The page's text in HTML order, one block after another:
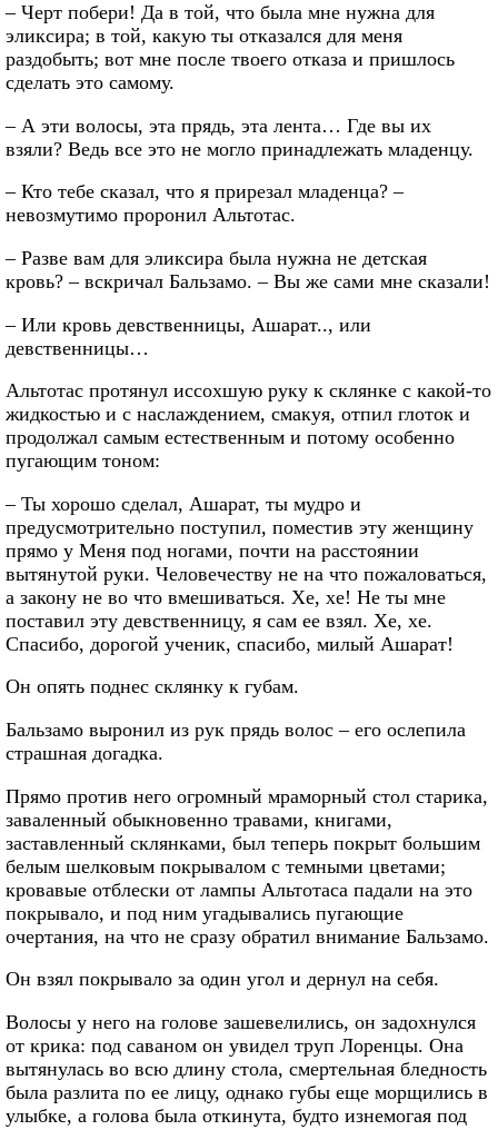
– Черт побери! Да в той, что была мне нужна для
эликсира; в той, какую ты отказался для меня
раздобыть; вот мне после твоего отказа и пришлось
сделать это самому.
– А эти волосы, эта прядь, эта лента… Где вы их
взяли? Ведь все это не могло принадлежать младенцу.
– Кто тебе сказал, что я прирезал младенца? –
невозмутимо проронил Альтотас.
– Разве вам для эликсира была нужна не детская
кровь? – вскричал Бальзамо. – Вы же сами мне сказали!
– Или кровь девственницы, Ашарат.., или
девственницы…
Альтотас протянул иссохшую руку к склянке с какой-то
жидкостью и с наслаждением, смакуя, отпил глоток и
продолжал самым естественным и потому особенно
пугающим тоном:
– Ты хорошо сделал, Ашарат, ты мудро и
предусмотрительно поступил, поместив эту женщину
прямо у Меня под ногами, почти на расстоянии
вытянутой руки. Человечеству не на что пожаловаться,
а закону не во что вмешиваться. Хе, хе! Не ты мне
поставил эту девственницу, я сам ее взял. Хе, хе.
Спасибо, дорогой ученик, спасибо, милый Ашарат!
Он опять поднес склянку к губам.
Бальзамо выронил из рук прядь волос – его ослепила
страшная догадка.
Прямо против него огромный мраморный стол старика,
заваленный обыкновенно травами, книгами,
заставленный склянками, был теперь покрыт большим
белым шелковым покрывалом с темными цветами;
кровавые отблески от лампы Альтотаса падали на это
покрывало, и под ним угадывались пугающие
очертания, на что не сразу обратил внимание Бальзамо.
Он взял покрывало за один угол и дернул на себя.
Волосы у него на голове зашевелились, он задохнулся
от крика: под саваном он увидел труп Лоренцы. Она
вытянулась во всю длину стола, смертельная бледность
была разлита по ее лицу, однако губы еще морщились в
улыбке, а голова была откинута, будто изнемогая под